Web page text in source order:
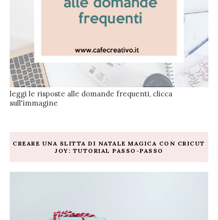
leggi le risposte alle domande frequenti, clicca
sull'immagine
CREARE UNA SLITTA DI NATALE MAGICA CON CRICUT
JOY: TUTORIAL PASSO-PASSO